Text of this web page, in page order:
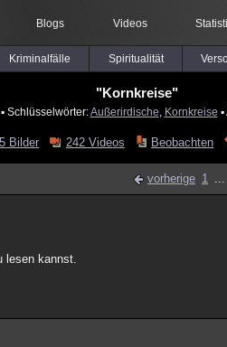
Blogs Videos
Kriminalfälle Spiritualität
"Kornkreise"
▪ Schlüsselwörter:Außerirdische Kornkreise
Bilder 242 Videos Beobachten
vorherige 1 ...
lesen kannst.